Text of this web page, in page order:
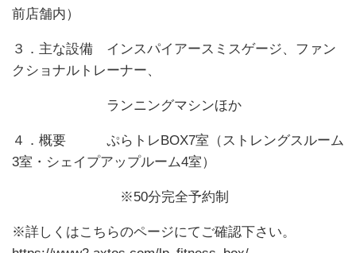
前店舗内）
３．主な設備 インスパイアースミスゲージ、ファン
クショナルトレーナー、
ランニングマシンほか
４．概要 ぷらトレBOX7室（ストレングスルーム
3室・シェイプアップルーム4室）
※50分完全予約制
※詳しくはこちらのページにてご確認下さい。